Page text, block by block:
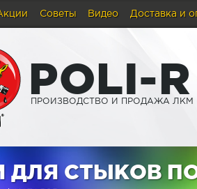
Советы Видео Доставка и
POLI-R
ПРОИЗВОДСТВО И ПРОДАЖА ЛКМ
ДЛЯ СТЫКОВ